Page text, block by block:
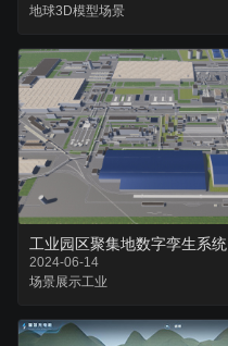
地球3D模型场景
工业园区聚集地数字孪生系统
2024-06-14
场景展示工业